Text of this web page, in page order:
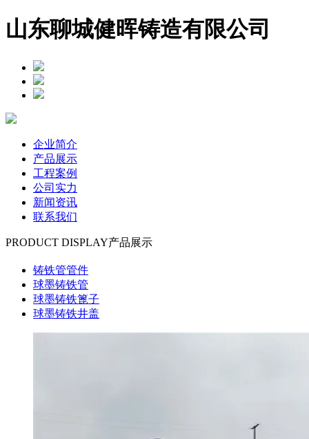
山东聊城健晖铸造有限公司
企业简介
产品展示
工程案例
公司实力
新闻资讯
联系我们
PRODUCT DISPLAY产品展示
铸铁管管件
球墨铸铁管
球墨铸铁篦子
球墨铸铁井盖